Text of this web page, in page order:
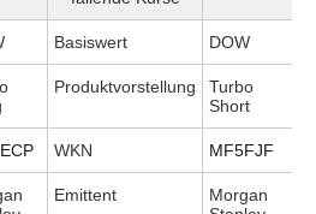
Basiswert DOW
Produktvorstellung
Turbo
Short
WKN MF5FJF
Emittent
Morgan